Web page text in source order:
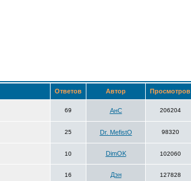
Ответов Автор Просмотров
69 АнС 206204
25 Dr. MefistO 98320
10 DimOK 102060
16 Дэн 127828